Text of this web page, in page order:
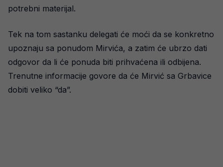
potrebni materijal.
Tek na tom sastanku delegati će moći da se konkretno
upoznaju sa ponudom Mirvića, a zatim će ubrzo dati
odgovor da li će ponuda biti prihvaćena ili odbijena.
Trenutne informacije govore da će Mirvić sa Grbavice
dobiti veliko “da”.